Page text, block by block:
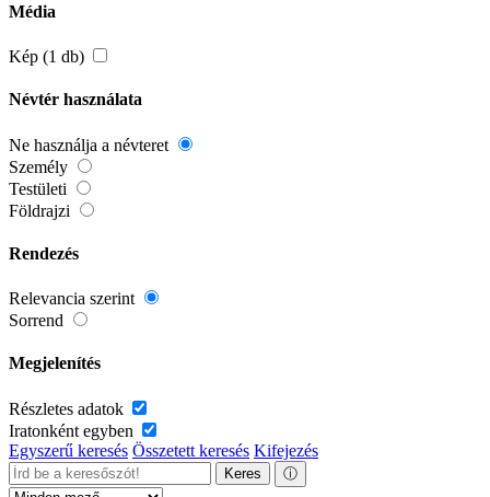
Média
Kép (1 db)
Névtér használata
Ne használja a névteret
Személy
Testületi
Földrajzi
Rendezés
Relevancia szerint
Sorrend
Megjelenítés
Részletes adatok
Iratonként egyben
Egyszerű keresés Összetett keresés Kifejezés
Keres ⓘ